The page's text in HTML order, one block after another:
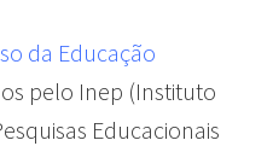
da Educação
pelo Inep (Instituto
Educacionais